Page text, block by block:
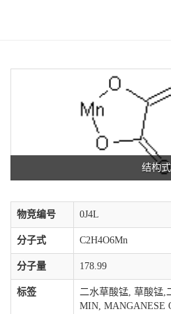
结构式
物竞编号 0J4L
分子式 C2H4O6Mn
分子量 178.99
标签
二水草酸锰, 草酸锰,
MIN, MANGANESE